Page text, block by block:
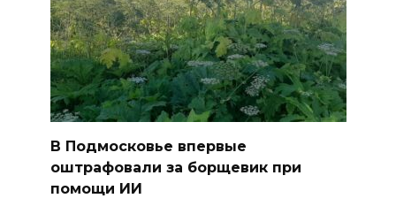
В Подмосковье впервые
оштрафовали за борщевик при
помощи ИИ